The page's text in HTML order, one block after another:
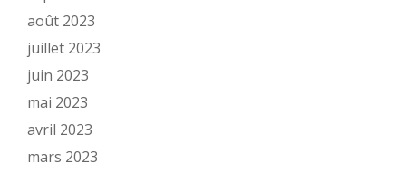
août 2023
juillet 2023
juin 2023
mai 2023
avril 2023
mars 2023